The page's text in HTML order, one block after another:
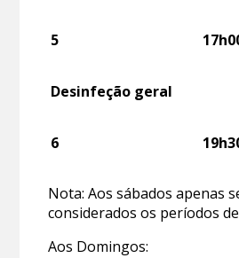
5
Desinfeção geral
6
Nota: Aos sábados apenas
considerados os períodos de
Aos Domingos: